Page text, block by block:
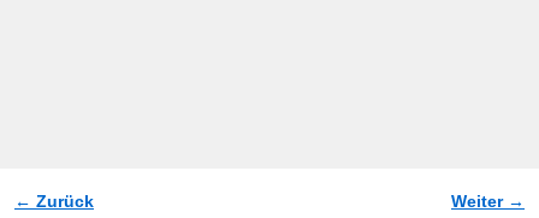
Bilder-Navigation
← Zurück Weiter →